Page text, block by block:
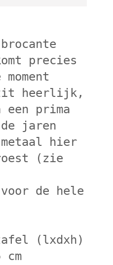
precies
heerlijk,
prima
jaren
hier
(zie
de hele
(lxdxh)